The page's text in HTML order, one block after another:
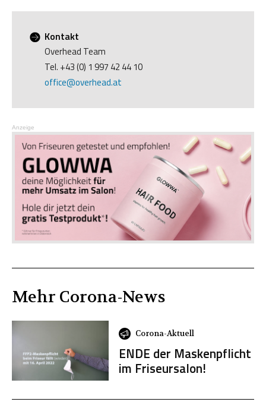
Kontakt
Overhead Team
Tel. +43 (0) 1 997 42 44 10
office@overhead.at
Anzeige
Mehr Corona-News
Corona-Aktuell
ENDE der Maskenpflicht
im Friseursalon!